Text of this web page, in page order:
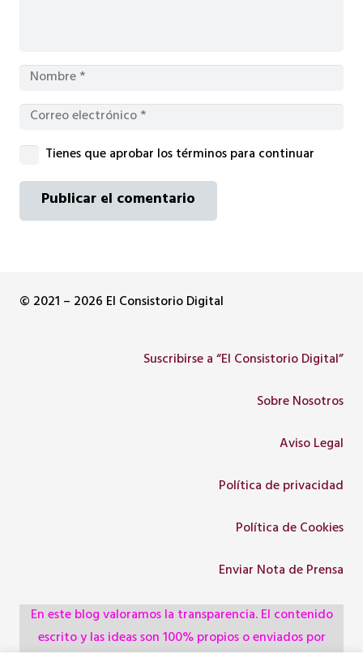
Tienes que aprobar los términos para continuar
Publicar el comentario
© 2021 – 2026 El Consistorio Digital
Suscribirse a “El Consistorio Digital”
Sobre Nosotros
Aviso Legal
Política de privacidad
Política de Cookies
Enviar Nota de Prensa
En este blog valoramos la transparencia. El contenido
escrito y las ideas son 100% propios o enviados por